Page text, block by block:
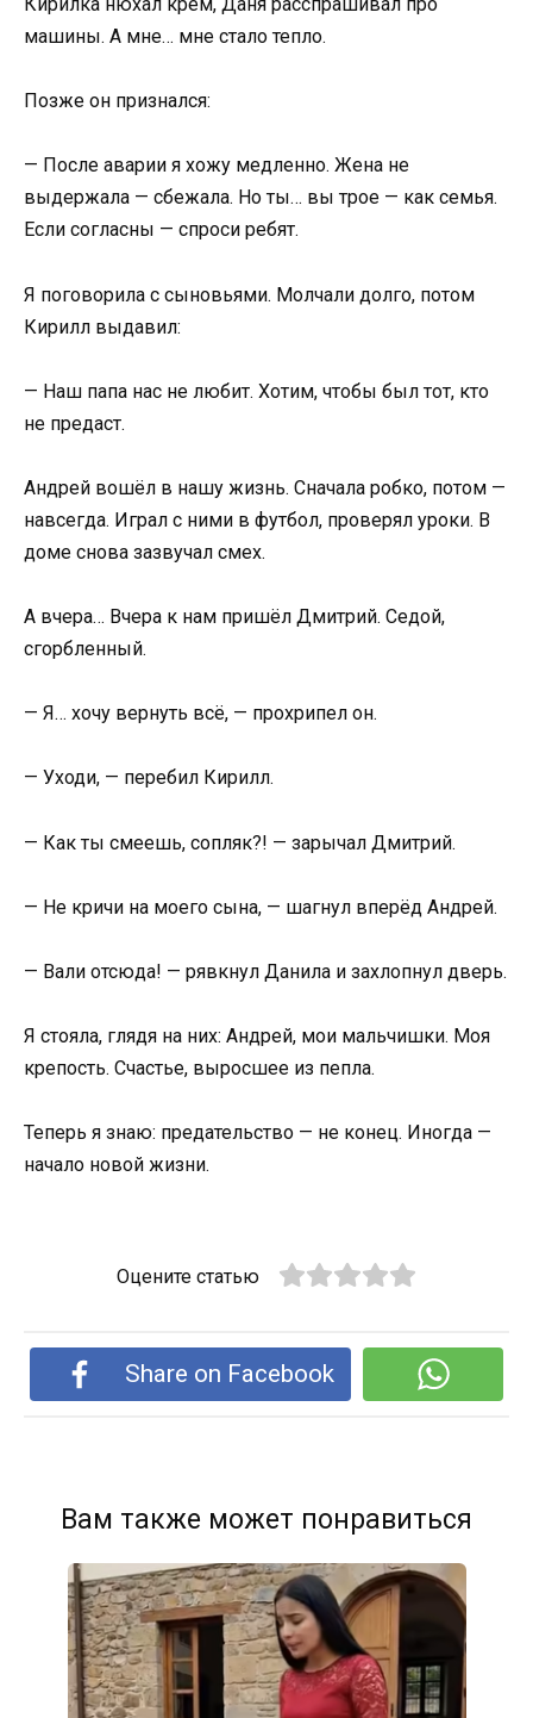
машины. А мне… мне стало тепло.
Позже он признался:
— После аварии я хожу медленно. Жена не
выдержала — сбежала. Но ты… вы трое — как семья.
Если согласны — спроси ребят.
Я поговорила с сыновьями. Молчали долго, потом
Кирилл выдавил:
— Наш папа нас не любит. Хотим, чтобы был тот, кто
не предаст.
Андрей вошёл в нашу жизнь. Сначала робко, потом —
навсегда. Играл с ними в футбол, проверял уроки. В
доме снова зазвучал смех.
А вчера… Вчера к нам пришёл Дмитрий. Седой,
сгорбленный.
— Я… хочу вернуть всё, — прохрипел он.
— Уходи, — перебил Кирилл.
— Как ты смеешь, сопляк?! — зарычал Дмитрий.
— Не кричи на моего сына, — шагнул вперёд Андрей.
— Вали отсюда! — рявкнул Данила и захлопнул дверь.
Я стояла, глядя на них: Андрей, мои мальчишки. Моя
крепость. Счастье, выросшее из пепла.
Теперь я знаю: предательство — не конец. Иногда —
начало новой жизни.
Оцените статью
Share on Facebook
Вам также может понравиться